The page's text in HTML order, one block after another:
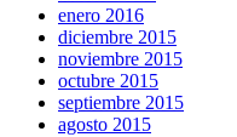
enero 2016
diciembre 2015
noviembre 2015
octubre 2015
septiembre 2015
agosto 2015